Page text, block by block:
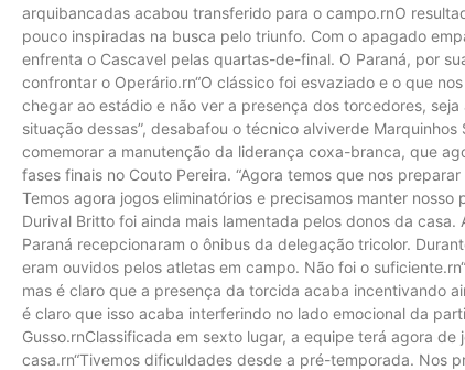
arquibancadas acabou transferido para o campo.rnO
pouco inspiradas na busca pelo triunfo. Com o apagado
enfrenta o Cascavel pelas quartas-de-final. O Paraná, por
confrontar o Operário.rn“O clássico foi esvaziado e o que
chegar ao estádio e não ver a presença dos torcedores,
situação dessas”, desabafou o técnico alviverde
comemorar a manutenção da liderança coxa-branca, que
fases finais no Couto Pereira. “Agora temos que nos
Temos agora jogos eliminatórios e precisamos manter
Durival Britto foi ainda mais lamentada pelos donos da
Paraná recepcionaram o ônibus da delegação tricolor.
eram ouvidos pelos atletas em campo. Não foi o
mas é claro que a presença da torcida acaba incentivando
é claro que isso acaba interferindo no lado emocional da
Gusso.rnClassificada em sexto lugar, a equipe terá agora
casa.rn“Tivemos dificuldades desde a pré-temporada. Nos